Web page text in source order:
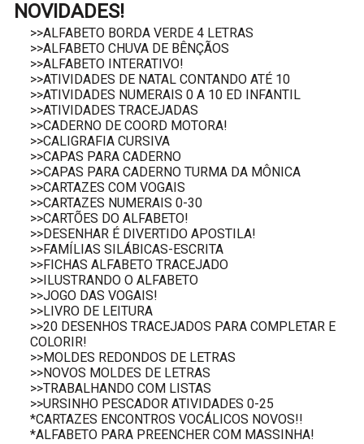
NOVIDADES!
>>ALFABETO BORDA VERDE 4 LETRAS
>>ALFABETO CHUVA DE BÊNÇÃOS
>>ALFABETO INTERATIVO!
>>ATIVIDADES DE NATAL CONTANDO ATÉ 10
>>ATIVIDADES NUMERAIS 0 A 10 ED INFANTIL
>>ATIVIDADES TRACEJADAS
>>CADERNO DE COORD MOTORA!
>>CALIGRAFIA CURSIVA
>>CAPAS PARA CADERNO
>>CAPAS PARA CADERNO TURMA DA MÔNICA
>>CARTAZES COM VOGAIS
>>CARTAZES NUMERAIS 0-30
>>CARTÕES DO ALFABETO!
>>DESENHAR É DIVERTIDO APOSTILA!
>>FAMÍLIAS SILÁBICAS-ESCRITA
>>FICHAS ALFABETO TRACEJADO
>>ILUSTRANDO O ALFABETO
>>JOGO DAS VOGAIS!
>>LIVRO DE LEITURA
>>20 DESENHOS TRACEJADOS PARA COMPLETAR E
COLORIR!
>>MOLDES REDONDOS DE LETRAS
>>NOVOS MOLDES DE LETRAS
>>TRABALHANDO COM LISTAS
>>URSINHO PESCADOR ATIVIDADES 0-25
*CARTAZES ENCONTROS VOCÁLICOS NOVOS!!
*ALFABETO PARA PREENCHER COM MASSINHA!